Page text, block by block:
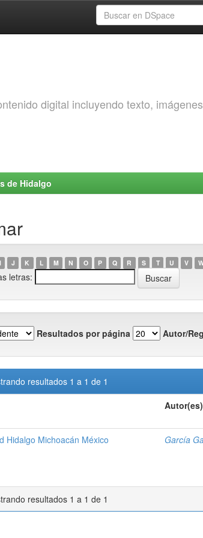
digital incluyendo texto,
de Hidalgo
I J K L M N O P Q R S T U V
letras:
Resultados por página Autor/
resultados 1 a 1 de 1
Autor(es)
Hidalgo Michoacán México García
resultados 1 a 1 de 1